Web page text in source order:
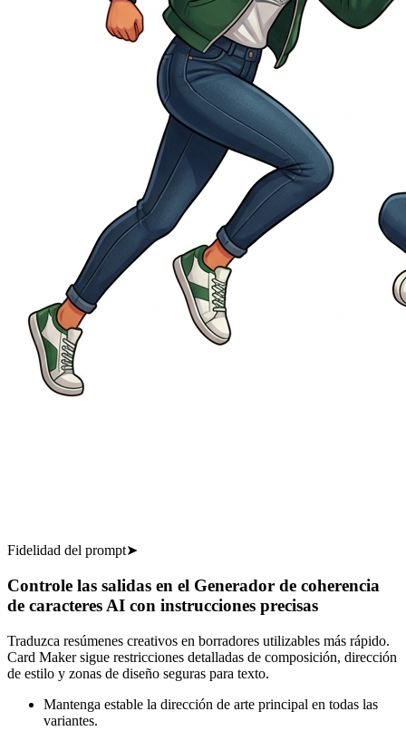
Fidelidad del prompt➤
Controle las salidas en el Generador de coherencia
de caracteres AI con instrucciones precisas
Traduzca resúmenes creativos en borradores utilizables más rápido.
Card Maker sigue restricciones detalladas de composición, dirección
de estilo y zonas de diseño seguras para texto.
Mantenga estable la dirección de arte principal en todas las
variantes.